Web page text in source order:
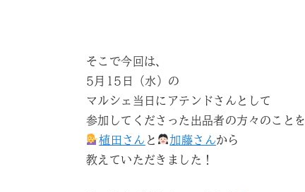
そこで今回は、
5月15日（水）の
マルシェ当日にアテンドさんとして
参加してくださった出品者の方々のことを
植田さん と 加藤さんから
教えていただきました！